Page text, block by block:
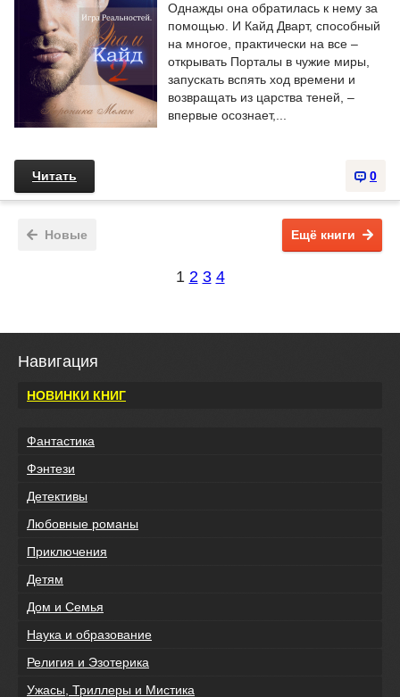
Однажды она обратилась к нему за
помощью. И Кайд Дварт, способный
на многое, практически на все –
открывать Порталы в чужие миры,
запускать вспять ход времени и
возвращать из царства теней, –
впервые осознает,...
0
Читать
Новые Ещё книги
1 2 3 4
Навигация
НОВИНКИ КНИГ
Фантастика
Фэнтези
Детективы
Любовные романы
Приключения
Детям
Дом и Семья
Наука и образование
Религия и Эзотерика
Ужасы, Триллеры и Мистика